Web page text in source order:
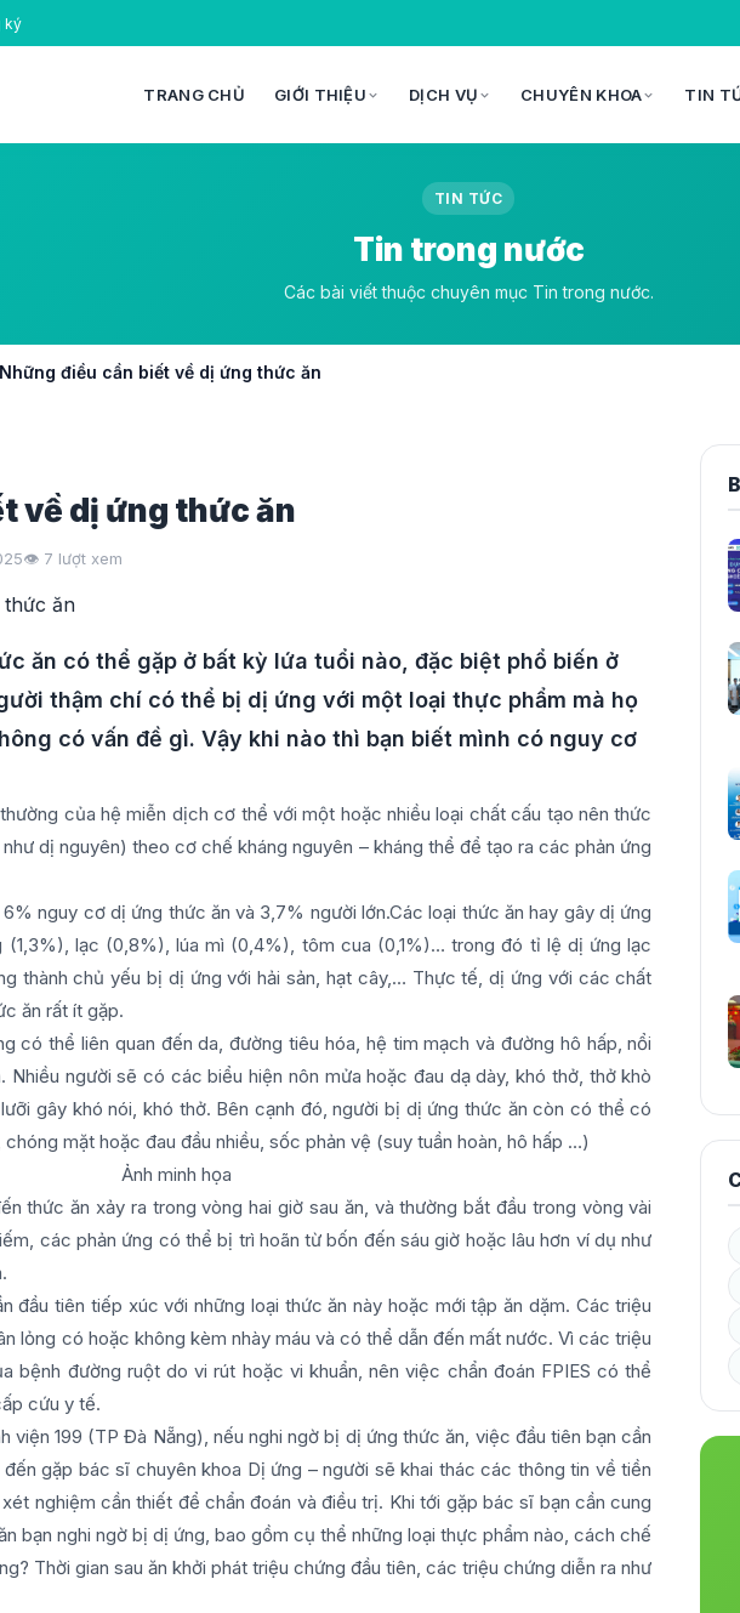
ký
TRANG CHỦ GIỚI THIỆU DỊCH VỤ CHUYÊN KHOA TIN
TIN TỨC
Tin trong nước
Các bài viết thuộc chuyên mục Tin trong nước.
Những điều cần biết về dị ứng thức ăn
về dị ứng thức ăn
👁️ 7 lượt xem
ăn có thể gặp ở bất kỳ lứa tuổi nào, đặc biệt phổ biến ở
thậm chí có thể bị dị ứng với một loại thực phẩm mà họ
có vấn đề gì. Vậy khi nào thì bạn biết mình có nguy cơ
của hệ miễn dịch cơ thể với một hoặc nhiều loại chất cấu tạo nên thức
dị nguyên) theo cơ chế kháng nguyên – kháng thể để tạo ra các phản ứng
nguy cơ dị ứng thức ăn và 3,7% người lớn.Các loại thức ăn hay gây dị ứng
lạc (0,8%), lúa mì (0,4%), tôm cua (0,1%)… trong đó tỉ lệ dị ứng lạc
thành chủ yếu bị dị ứng với hải sản, hạt cây,… Thực tế, dị ứng với các chất
ăn rất ít gặp.
có thể liên quan đến da, đường tiêu hóa, hệ tim mạch và đường hô hấp, nổi
Nhiều người sẽ có các biểu hiện nôn mửa hoặc đau dạ dày, khó thở, thở khò
gây khó nói, khó thở. Bên cạnh đó, người bị dị ứng thức ăn còn có thể có
mặt hoặc đau đầu nhiều, sốc phản vệ (suy tuần hoàn, hô hấp …)
Ảnh minh họa
thức ăn xảy ra trong vòng hai giờ sau ăn, và thường bắt đầu trong vòng vài
các phản ứng có thể bị trì hoãn từ bốn đến sáu giờ hoặc lâu hơn ví dụ như
đầu tiên tiếp xúc với những loại thức ăn này hoặc mới tập ăn dặm. Các triệu
lỏng có hoặc không kèm nhày máu và có thể dẫn đến mất nước. Vì các triệu
bệnh đường ruột do vi rút hoặc vi khuẩn, nên việc chẩn đoán FPIES có thể
cứu y tế.
viện 199 (TP Đà Nẵng), nếu nghi ngờ bị dị ứng thức ăn, việc đầu tiên bạn cần
gặp bác sĩ chuyên khoa Dị ứng – người sẽ khai thác các thông tin về tiền
nghiệm cần thiết để chẩn đoán và điều trị. Khi tới gặp bác sĩ bạn cần cung
bạn nghi ngờ bị dị ứng, bao gồm cụ thể những loại thực phẩm nào, cách chế
Thời gian sau ăn khởi phát triệu chứng đầu tiên, các triệu chứng diễn ra như